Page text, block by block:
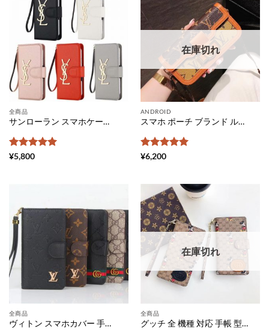
全商品
サンローラン スマホケース 手帳型 全機種対応 安い YSL アンドロイドケース おしゃれ galaxy カバーケース スライド式 Saint Laurent スマホカバー フリーサイズ xperiaケース 人気ブランド
5段階中
¥5,800
在庫切れ
ANDROID
スマホ ポーチ ブランド ルイヴィトン ショルダー バッグ レディース ヴィトン スマホケース 背面 収納 全機種対応 スマホ ポシェット 革 おすすめ
5段階中
¥6,200
全商品
ヴィトン スマホカバー 手帳 型 全 機種 対応 グッチ 携帯 カバー ギャラクシー メンズ android スマホケース ブランドコピー iphone ケース 手帳 アンドロイド ルイ ヴィトン 風 スマホケース xperia 激安
在庫切れ
全商品
グッチ 全 機種 対応 手帳 型 スマホケース gucci ミッキー エクスペリア 携帯 カバー 人気 galaxy s20 ケース ディズニー かわいい アイフォンケース11pro 手帳 ぺア android スマホケースおすすめ